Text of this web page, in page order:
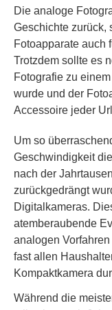
Die analoge
Geschichte zurück,
Fotoapparate auch
Trotzdem sollte es
Fotografie zu
wurde und der
Accessoire jeder
Um so
Geschwindigkeit
nach der
zurückgedrängt
Digitalkameras.
atemberaubende
analogen
fast allen
Kompaktkamera
Während die